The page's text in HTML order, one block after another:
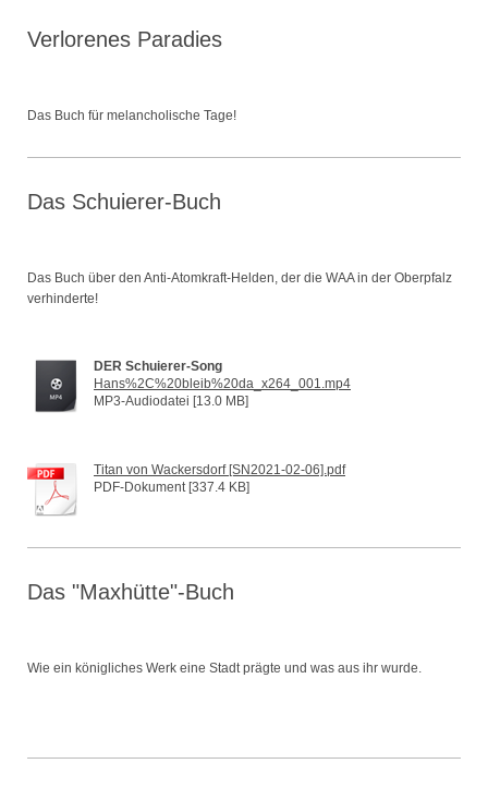
Verlorenes Paradies
Das Buch für melancholische Tage!
Das Schuierer-Buch
Das Buch über den Anti-Atomkraft-Helden, der die WAA in der Oberpfalz
verhinderte!
DER Schuierer-Song
Hans%2C%20bleib%20da_x264_001.mp4
MP3-Audiodatei [13.0 MB]
Titan von Wackersdorf [SN2021-02-06].pdf
PDF-Dokument [337.4 KB]
Das "Maxhütte"-Buch
Wie ein königliches Werk eine Stadt prägte und was aus ihr wurde.